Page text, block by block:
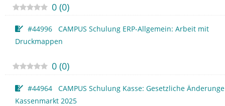
0 (0)
#44996 CAMPUS Schulung ERP-Allgemein: Arbeit mit
Druckmappen
0 (0)
#44964 CAMPUS Schulung Kasse: Gesetzliche
Kassenmarkt 2025